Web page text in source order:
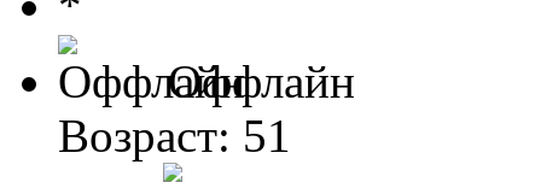
Оффлайн
Возраст: 51